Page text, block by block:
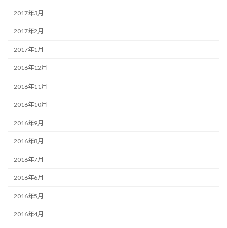
2017年3月
2017年2月
2017年1月
2016年12月
2016年11月
2016年10月
2016年9月
2016年8月
2016年7月
2016年6月
2016年5月
2016年4月